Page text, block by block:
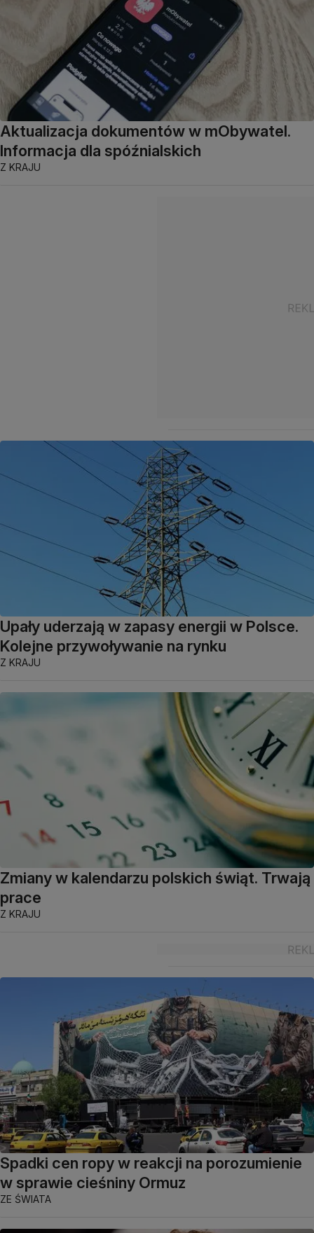
Aktualizacja dokumentów w mObywatel.
Informacja dla spóźnialskich
Z KRAJU
Upały uderzają w zapasy energii w Polsce.
Kolejne przywoływanie na rynku
Z KRAJU
Zmiany w kalendarzu polskich świąt. Trwają
prace
Z KRAJU
Spadki cen ropy w reakcji na porozumienie
w sprawie cieśniny Ormuz
ZE ŚWIATA